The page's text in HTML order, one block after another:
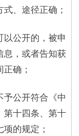
、途径正确；
公开的，被申
息，或者告知获
确；
公开符合《中
第十四条、第十
的规定；